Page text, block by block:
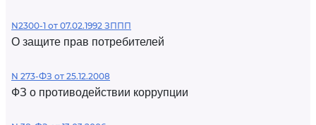
N2300-1 от 07.02.1992 ЗППП
О защите прав потребителей
N 273-ФЗ от 25.12.2008
ФЗ о противодействии коррупции